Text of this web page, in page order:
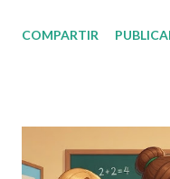
que cubran las
padres y estudiantes.
Útiles? Estos exámenes
COMPARTIR